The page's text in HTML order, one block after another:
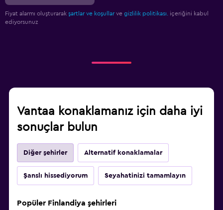
Fiyat alarmı oluşturarak şartlar ve koşullar ve gizlilik politikası.
içeriğini kabul
ediyorsunuz
Vantaa konaklamanız için daha iyi
sonuçlar bulun
Diğer şehirler Alternatif konaklamalar
Şanslı hissediyorum Seyahatinizi tamamlayın
Popüler Finlandiya şehirleri